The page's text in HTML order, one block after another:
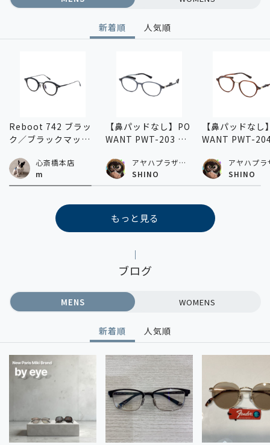
新着順 人気順
Reboot 742 ブラッ
ク／ブラックマット
心斎橋本店
m
【鼻パッドなし】PO
WANT PWT-203 グ
アヤハプラザ水
口店
SHINO
【鼻パッドなし
WANT PWT-
アヤハプラ
口店
SHINO
もっと見る
ブログ
MENS WOMENS
新着順 人気順